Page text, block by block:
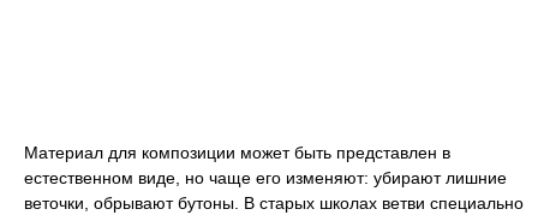
Материал для композиции может быть представлен в
естественном виде, но чаще его изменяют: убирают лишние
веточки, обрывают бутоны. В старых школах ветви специально